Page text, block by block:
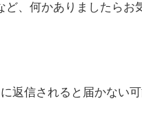
、何かありましたらお
返信されると届かない